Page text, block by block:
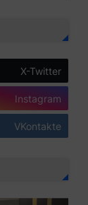
X-Twitter
Instagram
VKontakte